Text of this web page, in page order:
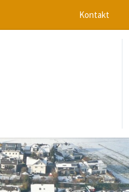
Kontakt